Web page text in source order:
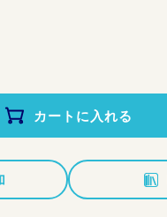
カートに入れる